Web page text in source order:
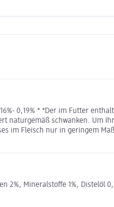
0,19% * *Der im Futter
naturgemäß schwanken. Um
im Fleisch nur in geringem
2%, Mineralstoffe 1%, Distelöl